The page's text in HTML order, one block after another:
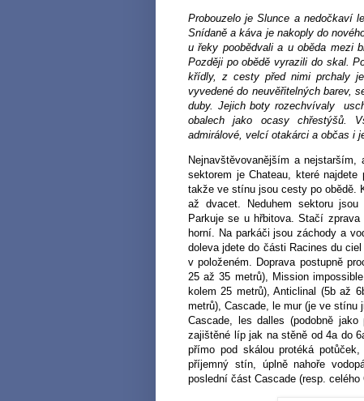
Probouzelo je Slunce a nedočkaví
Snídaně a káva je nakoply do
u řeky poobědvali a u oběda mezi
Později po obědě vyrazili do skal.
křídly, z cesty před nimi prchaly
vyvedené do neuvěřitelných barev,
duby. Jejich boty rozechvívaly
obalech jako ocasy chřestýšů.
admirálové, velcí otakárci a občas i
Nejnavštěvovanějším a
sektorem je Chateau, které
takže ve stínu jsou cesty po obědě.
až dvacet. Neduhem sektoru
Parkuje se u hřbitova. Stačí
horní. Na parkáči jsou záchody a
doleva jdete do části Racines du
v položeném. Doprava postupně
25 až 35 metrů), Mission
kolem 25 metrů), Anticlinal (5b až
metrů), Cascade, le mur (je ve stínu
Cascade, les dalles (podobně
zajištěné líp jak na stěně od 4a do
přímo pod skálou protéká
příjemný stín, úplně nahoře
poslední část Cascade (resp.